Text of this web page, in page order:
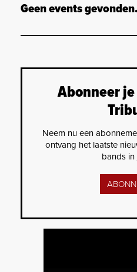
Geen events gevonden.
Abonneer
Neem nu een
ontvang het laatste
bands in